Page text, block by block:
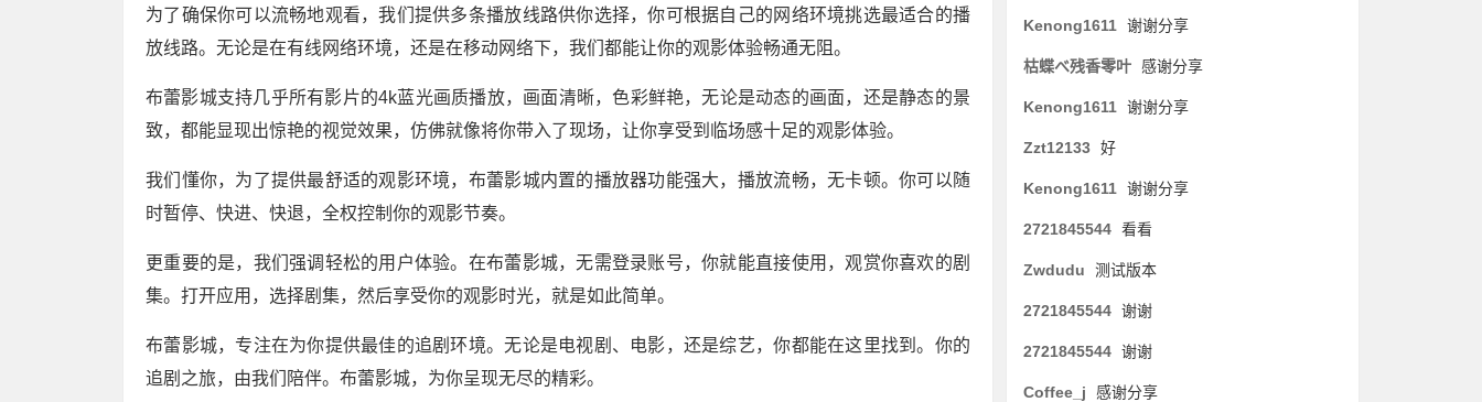
为了确保你可以流畅地观看，我们提供多条播放线路供你选择，你可根据自己的网络环境挑选最适合的播
放线路。无论是在有线网络环境，还是在移动网络下，我们都能让你的观影体验畅通无阻。
布蕾影城支持几乎所有影片的4k蓝光画质播放，画面清晰，色彩鲜艳，无论是动态的画面，还是静态的景
致，都能显现出惊艳的视觉效果，仿佛就像将你带入了现场，让你享受到临场感十足的观影体验。
我们懂你，为了提供最舒适的观影环境，布蕾影城内置的播放器功能强大，播放流畅，无卡顿。你可以随
时暂停、快进、快退，全权控制你的观影节奏。
更重要的是，我们强调轻松的用户体验。在布蕾影城，无需登录账号，你就能直接使用，观赏你喜欢的剧
集。打开应用，选择剧集，然后享受你的观影时光，就是如此简单。
布蕾影城，专注在为你提供最佳的追剧环境。无论是电视剧、电影，还是综艺，你都能在这里找到。你的
追剧之旅，由我们陪伴。布蕾影城，为你呈现无尽的精彩。
Kenong1611 谢谢分享
枯蝶べ残香零叶 感谢分享
Kenong1611 谢谢分享
Zzt12133 好
Kenong1611 谢谢分享
2721845544 看看
Zwdudu 测试版本
2721845544 谢谢
2721845544 谢谢
Coffee_j 感谢分享